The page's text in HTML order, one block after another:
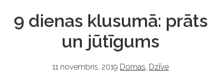
9 dienas klusumā: prāts
un jūtīgums
11 novembris, 2019 Domas, Dzīve